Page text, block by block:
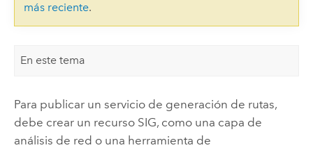
más reciente.
En este tema
Para publicar un servicio de generación de rutas,
debe crear un recurso SIG, como una capa de
análisis de red o una herramienta de